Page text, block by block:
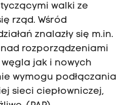
walki ze
rząd. Wśród
znalazły się m.in.
rozporządzeniami
jak i nowych
wymogu podłączania
sieci ciepłowniczej,